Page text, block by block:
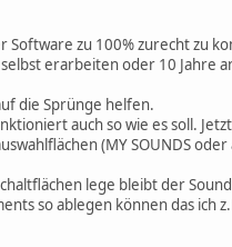
Software zu 100% zurecht zu
erarbeiten oder 10 Jahre
die Sprünge helfen.
auch so wie es soll.
(MY SOUNDS
lege bleibt der
so ablegen können das ich